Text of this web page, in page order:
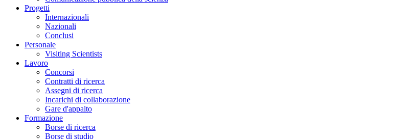
Progetti
Internazionali
Nazionali
Conclusi
Personale
Visiting Scientists
Lavoro
Concorsi
Contratti di ricerca
Assegni di ricerca
Incarichi di collaborazione
Gare d'appalto
Formazione
Borse di ricerca
Borse di studio